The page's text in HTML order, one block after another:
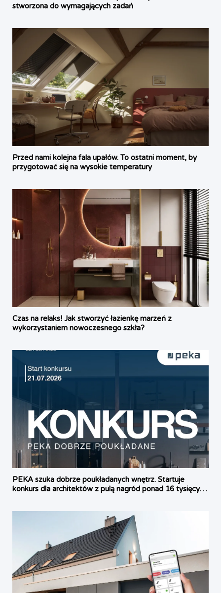
stworzona do wymagających zadań
Przed nami kolejna fala upałów. To ostatni moment, by
przygotować się na wysokie temperatury
Czas na relaks! Jak stworzyć łazienkę marzeń z
wykorzystaniem nowoczesnego szkła?
PEKA szuka dobrze poukładanych wnętrz. Startuje
konkurs dla architektów z pulą nagród ponad 16 tysięcy